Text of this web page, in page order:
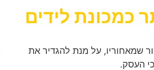
כמכונת לידים
שמאחוריו, על מנת להגדיר את
העסק.